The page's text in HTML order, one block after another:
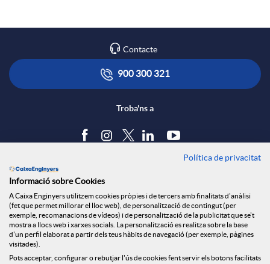
Contacte
900 300 321
Troba'ns a
Política de cookies
Avís legal
Seguretat Online
Canal denúncies
Política de privacitat
Informació sobre Cookies
A Caixa Enginyers utilitzem cookies pròpies i de tercers amb finalitats d'anàlisi
(fet que permet millorar el lloc web), de personalització de contingut (per
exemple, recomanacions de vídeos) i de personalització de la publicitat que se't
mostra a llocs web i xarxes socials. La personalització es realitza sobre la base
d'un perfil elaborat a partir dels teus hàbits de navegació (per exemple, pàgines
visitades).
Pots acceptar, configurar o rebutjar l'ús de cookies fent servir els botons facilitats